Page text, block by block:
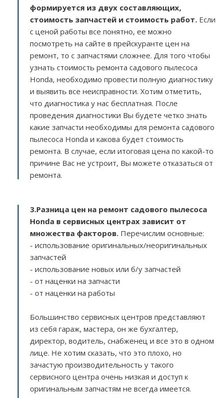
формируется из двух составляющих,
стоимость запчастей и стоимость работ. Если
с ценой работы все понятно, ее можно
посмотреть на сайте в прейскуранте цен на
ремонт, то с запчастями сложнее. Для того чтобы
узнать стоимость ремонта садового пылесоса
Honda, необходимо провести полную диагностику
и выявить все неисправности. Хотим отметить,
что диагностика у нас бесплатная. После
проведения диагностики Вы будете четко знать
какие запчасти необходимы для ремонта садового
пылесоса Honda и какова будет стоимость
ремонта. В случае, если итоговая цена по какой-то
причине Вас не устроит, Вы можете отказаться от
ремонта.
3.Разница цен на ремонт садового пылесоса
Honda в сервисных центрах зависит от
множества факторов. Перечислим основные:
- использование оригинальных/неоригинальных
запчастей
- использование новых или б/у запчастей
- от наценки на запчасти
- от наценки на работы
Большинство сервисных центров представляют
из себя гараж, мастера, он же бухгалтер,
директор, водитель, снабженец и все это в одном
лице. Не хотим сказать, что это плохо, но
зачастую производительность у такого
сервисного центра очень низкая и доступ к
оригинальным запчастям не всегда имеется.